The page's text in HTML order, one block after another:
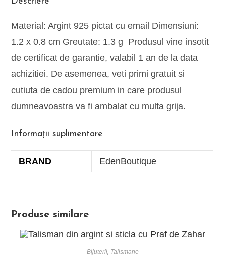
Material: Argint 925 pictat cu email Dimensiuni:
1.2 x 0.8 cm Greutate: 1.3 g Produsul vine insotit
de certificat de garantie, valabil 1 an de la data
achizitiei. De asemenea, veti primi gratuit si
cutiuta de cadou premium in care produsul
dumneavoastra va fi ambalat cu multa grija.
Informații suplimentare
BRAND EdenBoutique
Produse similare
Bijuterii, Talismane